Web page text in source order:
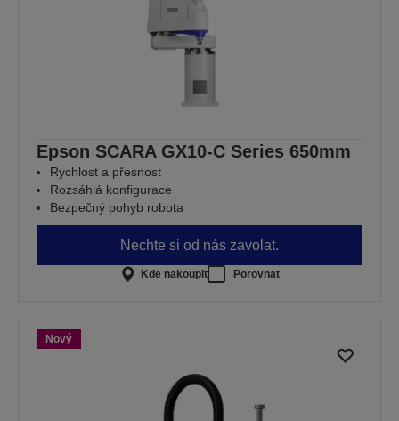
Epson SCARA GX10-C Series 650mm
Rychlost a přesnost
Rozsáhlá konfigurace
Bezpečný pohyb robota
Nechte si od nás zavolat.
Kde nakoupit Porovnat
Nový